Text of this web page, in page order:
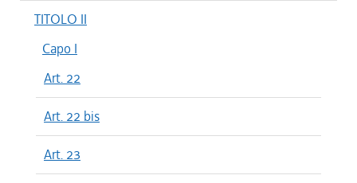
TITOLO II
Capo I
Art. 22
Art. 22 bis
Art. 23